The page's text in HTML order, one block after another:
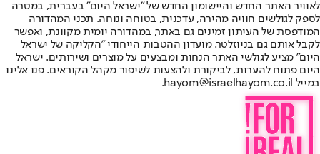
לאוויר האתר החדש והיישומון החדש של "ישראל היום" בעברית, במטרה
לספק לגולשים חוויה מהירה, עדכנית, בטוחה ונוחה. תכני המהדורה
המודפסת של העיתון זמינים גם באתר, במהדורה יומית מקוונת, ואפשר
לקבל אותם גם בניוזלטר. מועדון ההטבות הייחודי "הקליקה של ישראל
היום" מציע לגולשי האתר הנחות ומבצעים על מוצרים ושירותים. ישראל
היום פתוח להערות, לביקורת ולהצעות לשיפור מקהל הקוראים. פנו אלינו
במייל hayom@israelhayom.co.il.